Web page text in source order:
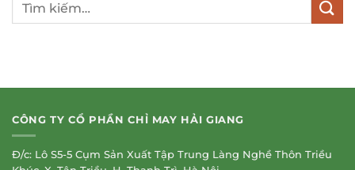
CÔNG TY CỔ PHẦN CHỈ MAY HẢI GIANG
Đ/c: Lô S5-5 Cụm Sản Xuất Tập Trung Làng Nghề Thôn Triều